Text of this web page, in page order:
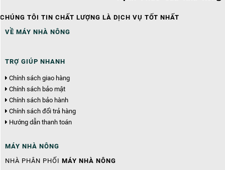
CHÚNG TÔI TIN CHẤT LƯỢNG LÀ DỊCH VỤ TỐT NHẤT
VỀ MÁY NHÀ NÔNG
TRỢ GIÚP NHANH
Chính sách giao hàng
Chính sách bảo mật
Chính sách bảo hành
Chính sách đổi trả hàng
Hướng dẫn thanh toán
MÁY NHÀ NÔNG
NHÀ PHÂN PHỐI MÁY NHÀ NÔNG